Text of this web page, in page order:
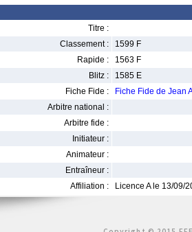
Titre :
Classement :
1599 F
Rapide :
1563 F
Blitz :
1585 E
Fiche Fide :
Fiche Fide de Jean
Arbitre national :
Arbitre fide :
Initiateur :
Animateur :
Entraîneur :
Affiliation :
Licence A le 13/09/